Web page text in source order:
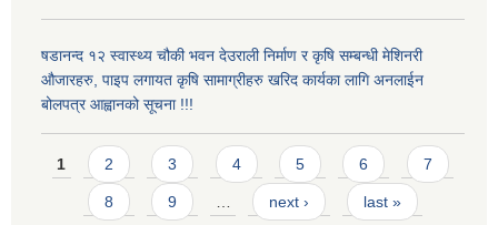
षडानन्द १२ स्वास्थ्य चौकी भवन देउराली निर्माण र कृषि सम्बन्धी मेशिनरी
औजारहरु, पाइप लगायत कृषि सामाग्रीहरु खरिद कार्यका लागि अनलाईन
बोलपत्र आह्वानको सूचना !!!
Pages
1 2 3 4 5 6 7
8 9 … next › last »